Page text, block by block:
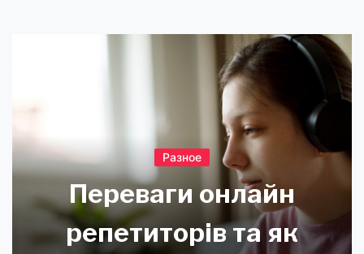
Разное
Переваги онлайн
репетиторів та як